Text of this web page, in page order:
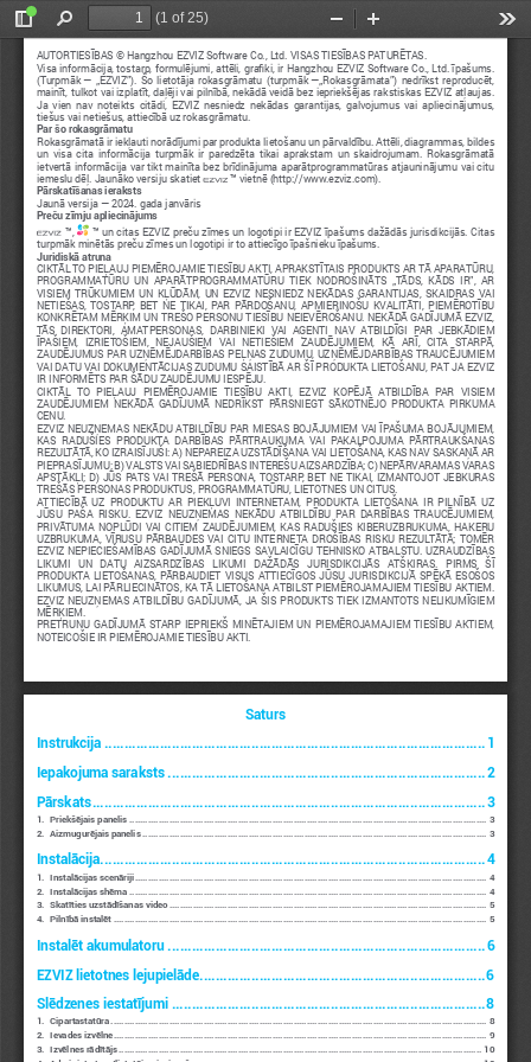
Toggle
Sidebar
Find
(1 of 25)
Zoom
Out
In
AUTORTIESĪBAS © Hangzhou EZVIZ Software Co., Ltd. VISAS TIESĪBAS PATURĒTAS.
Visa informācija, tostarp, formulējumi, attēli, grafiki, ir Hangzhou EZVIZ Software Co., Ltd. īpašums.
(Turpmāk — „EZVIZ”). Šo lietotāja rokasgrāmatu (turpmāk —„Rokasgrāmata”) nedrīkst reproducēt,
mainīt, tulkot vai izplatīt, daļēji vai pilnībā, nekādā veidā bez iepriekšējas rakstiskas EZVIZ atļaujas.
Ja vien nav noteikts citādi, EZVIZ nesniedz nekādas garantijas, galvojumus vai apliecinājumus,
tiešus vai netiešus, attiecībā uz rokasgrāmatu.
Par šo rokasgrāmatu
Rokasgrāmatā ir iekļauti norādījumi par produkta lietošanu un pārvaldību. Attēli, diagrammas, bildes
un visa cita informācija turpmāk ir paredzēta tikai aprakstam un skaidrojumam. Rokasgrāmatā
ietvertā informācija var tikt mainīta bez brīdinājuma aparātprogrammatūras atjauninājumu vai citu
iemeslu dēļ. Jaunāko versiju skatiet
™ vietnē (http://www.ezviz.com).
Pārskatīšanas ieraksts
Jaunā versija — 2024. gada janvāris
Preču zīmju apliecinājums
™,
™ un citas EZVIZ preču zīmes un logotipi ir EZVIZ īpašums dažādās jurisdikcijās. Citas
turpmāk minētās preču zīmes un logotipi ir to attiecīgo īpašnieku īpašums.
Juridiskā atruna
CIKTĀL TO PIEĻAUJ PIEMĒROJAMIE TIESĪBU AKTI, APRAKSTĪTAIS PRODUKTS AR TĀ APARATŪRU,
PROGRAMMATŪRU  UN  APARĀTPROGRAMMATŪRU  TIEK  NODROŠINĀTS  „TĀDS,  KĀDS  IR”,  AR
VISIEM TRŪKUMIEM UN KĻŪDĀM, UN EZVIZ NESNIEDZ NEKĀDAS GARANTIJAS, SKAIDRAS VAI
NETIEŠAS, TOSTARP, BET NE TIKAI, PAR PĀRDOŠANU, APMIERINOŠU KVALITĀTI, PIEMĒROTĪBU
KONKRĒTAM MĒRĶIM UN TREŠO PERSONU TIESĪBU NEIEVĒROŠANU. NEKĀDĀ GADĪJUMĀ EZVIZ,
TĀS  DIREKTORI,  AMATPERSONAS,  DARBINIEKI  VAI  AĢENTI  NAV  ATBILDĪGI  PAR  JEBKĀDIEM
ĪPAŠIEM,  IZRIETOŠIEM,  NEJAUŠIEM  VAI  NETIEŠIEM  ZAUDĒJUMIEM,  KĀ  ARĪ,  CITA  STARPĀ,
ZAUDĒJUMUS PAR UZŅĒMĒJDARBĪBAS PEĻŅAS ZUDUMU, UZŅĒMĒJDARBĪBAS TRAUCĒJUMIEM
VAI DATU VAI DOKUMENTĀCIJAS ZUDUMU SAISTĪBĀ AR ŠĪ PRODUKTA LIETOŠANU, PAT JA EZVIZ
IR INFORMĒTS PAR ŠĀDU ZAUDĒJUMU IESPĒJU.
CIKTĀL  TO  PIEĻAUJ  PIEMĒROJAMIE  TIESĪBU  AKTI,  EZVIZ  KOPĒJĀ  ATBILDĪBA  PAR  VISIEM
ZAUDĒJUMIEM  NEKĀDĀ  GADĪJUMĀ  NEDRĪKST  PĀRSNIEGT  SĀKOTNĒJO  PRODUKTA  PIRKUMA
CENU.
EZVIZ NEUZŅEMAS NEKĀDU ATBILDĪBU PAR MIESAS BOJĀJUMIEM VAI ĪPAŠUMA BOJĀJUMIEM,
KAS  RADUŠIES  PRODUKTA  DARBĪBAS  PĀRTRAUKUMA  VAI  PAKALPOJUMA  PĀRTRAUKŠANAS
REZULTĀTĀ, KO IZRAISĪJUŠI: A) NEPAREIZA UZSTĀDĪŠANA VAI LIETOŠANA, KAS NAV SASKAŅĀ AR
PIEPRASĪJUMU; B) VALSTS VAI SABIEDRĪBAS INTEREŠU AIZSARDZĪBA; C) NEPĀRVARAMAS VARAS
APSTĀKĻI; D) JŪS PATS VAI TREŠĀ PERSONA, TOSTARP, BET NE TIKAI, IZMANTOJOT JEBKURAS
TREŠĀS PERSONAS PRODUKTUS, PROGRAMMATŪRU, LIETOTNES UN CITUS.
ATTIECĪBĀ  UZ  PRODUKTU  AR  PIEKĻUVI  INTERNETAM,  PRODUKTA  LIETOŠANA  IR  PILNĪBĀ  UZ
JŪSU  PAŠA  RISKU.  EZVIZ  NEUZŅEMAS  NEKĀDU  ATBILDĪBU  PAR  DARBĪBAS  TRAUCĒJUMIEM,
PRIVĀTUMA NOPLŪDI VAI CITIEM ZAUDĒJUMIEM, KAS RADUŠIES KIBERUZBRUKUMA, HAKERU
UZBRUKUMA, VĪRUSU PĀRBAUDES VAI CITU INTERNETA DROŠĪBAS RISKU REZULTĀTĀ; TOMĒR
EZVIZ NEPIECIEŠAMĪBAS GADĪJUMĀ SNIEGS SAVLAICĪGU TEHNISKO ATBALSTU. UZRAUDZĪBAS
LIKUMI  UN  DATU  AIZSARDZĪBAS  LIKUMI  DAŽĀDĀS  JURISDIKCIJĀS  ATŠĶIRAS.  PIRMS  ŠĪ
PRODUKTA LIETOŠANAS, PĀRBAUDIET VISUS ATTIECĪGOS JŪSU JURISDIKCIJĀ SPĒKĀ ESOŠOS
LIKUMUS, LAI PĀRLIECINĀTOS, KA TĀ LIETOŠANA ATBILST PIEMĒROJAMAJIEM TIESĪBU AKTIEM.
EZVIZ NEUZŅEMAS ATBILDĪBU GADĪJUMĀ, JA ŠIS PRODUKTS TIEK IZMANTOTS NELIKUMĪGIEM
MĒRĶIEM.
PRETRUNU GADĪJUMĀ STARP IEPRIEKŠ MINĒTAJIEM UN PIEMĒROJAMAJIEM TIESĪBU AKTIEM,
NOTEICOŠIE IR PIEMĒROJAMIE TIESĪBU AKTI.
Saturs
Instrukcija 1
Iepakojuma saraksts �������������������������������������������������������������������������������� 2
Pārskats ��������������������������������������������������������������������������������������������������� 3
1.   Priekšējais panelis ���������������������������������������������������������������������������������������������������������������������������������������
3
2.   Aizmugurējais panelis ���������������������������������������������������������������������������������������������������������������������������������� 3
Instalācija 4
1.   Instalācijas scenāriji
4
2.   Instalācijas shēma
4
3.   Skatīties uzstādīšanas video ������������������������������������������������������������������������������������������������������������������������
5
4.   Pilnībā instalēt
5
Instalēt akumulatoru �������������������������������������������������������������������������������� 6
EZVIZ lietotnes lejupielāde ������������������������������������������������������������������������ 6
Slēdzenes iestatījumi ������������������������������������������������������������������������������� 8
1.   Cipartastatūra ����������������������������������������������������������������������������������������������������������������������������������������������
8
2.   Ievades izvēlne ���������������������������������������������������������������������������������������������������������������������������������������������
9
3.   Izvēlnes rādītājs �����������������������������������������������������������������������������������������������������������������������������������������
10